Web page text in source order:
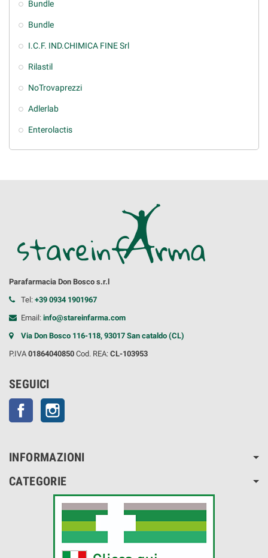
Bundle
Bundle
I.C.F. IND.CHIMICA FINE Srl
Rilastil
NoTrovaprezzi
Adlerlab
Enterolactis
Parafarmacia Don Bosco s.r.l
Tel: +39 0934 1901967
Email: info@stareinfarma.com
Via Don Bosco 116-118, 93017 San cataldo (CL)
P.IVA 01864040850 Cod. REA: CL-103953
SEGUICI
Facebook
INFORMAZIONI
CATEGORIE